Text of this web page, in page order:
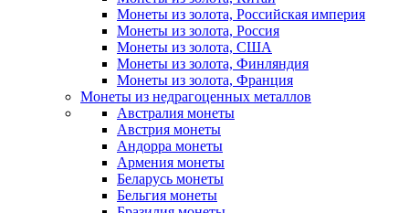
Монеты из золота, Российская империя
Монеты из золота, Россия
Монеты из золота, США
Монеты из золота, Финляндия
Монеты из золота, Франция
Монеты из недрагоценных металлов
Австралия монеты
Австрия монеты
Андорра монеты
Армения монеты
Беларусь монеты
Бельгия монеты